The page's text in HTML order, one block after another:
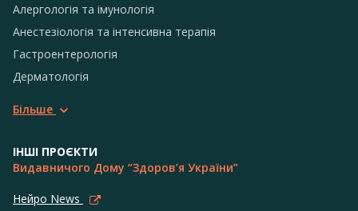
Алергологія та імунологія
Анестезіологія та інтенсивна терапія
Гастроентерологія
Дерматологія
Більше
ІНШІ ПРОЄКТИ
Видавничого Дому “Здоров’я України”
Нейро News